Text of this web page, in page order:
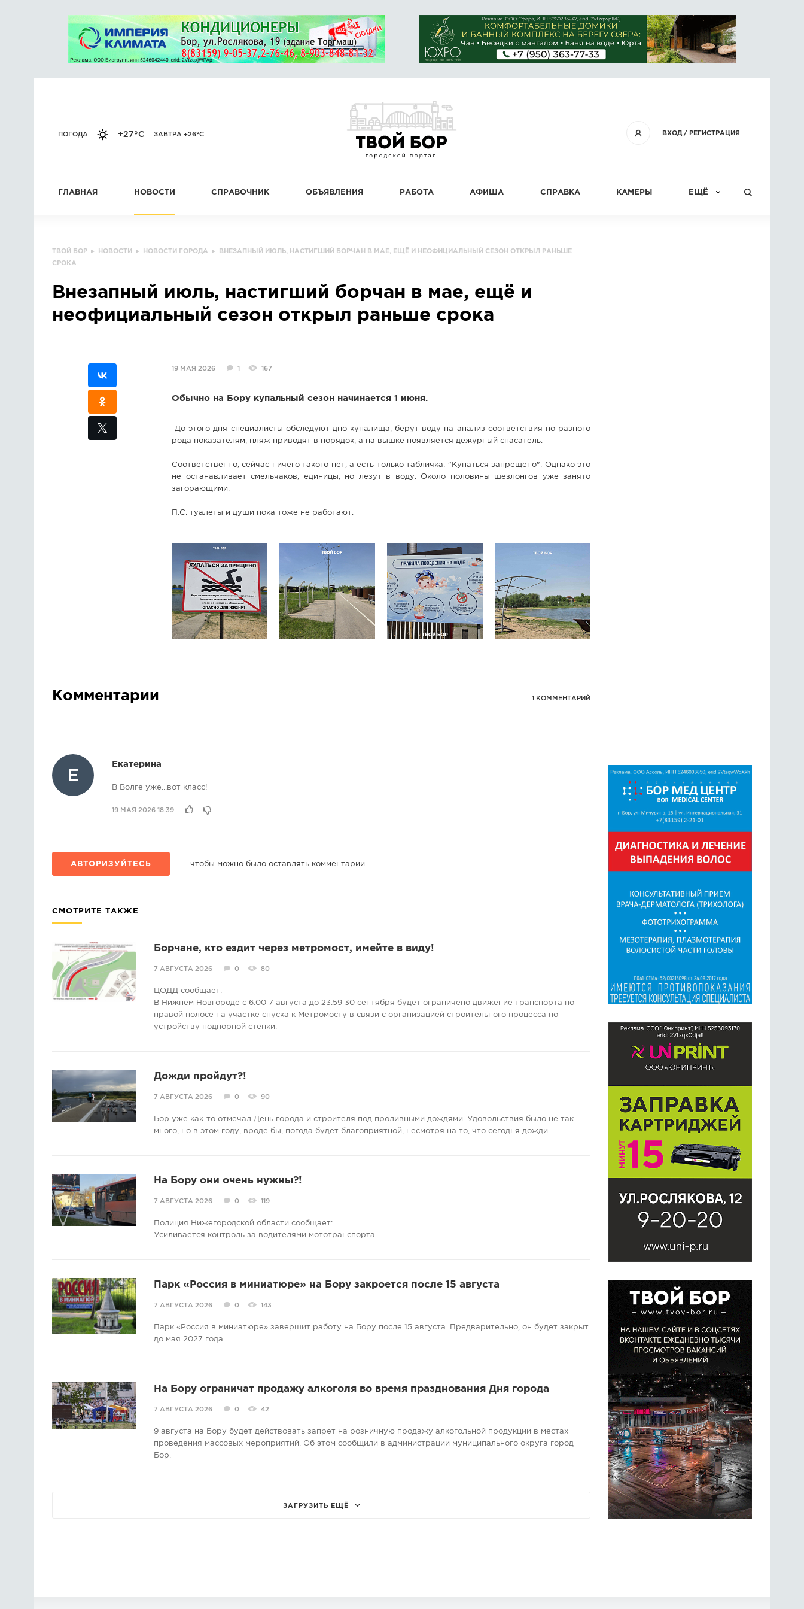
ВХОД/ РЕГИСТРАЦИЯ
ПОГОДА +27°C ЗАВТРА +26°C
ГЛАВНАЯ НОВОСТИ СПРАВОЧНИК ОБЪЯВЛЕНИЯ РАБОТА АФИША СПРАВКА КАМЕРЫ ЕЩЁ
ТВОЙ БОР ▸ НОВОСТИ ▸ НОВОСТИ ГОРОДА ▸
ВНЕЗАПНЫЙ ИЮЛЬ, НАСТИГШИЙ БОРЧАН В МАЕ, ЕЩЁ И НЕОФИЦИАЛЬНЫЙ СЕЗОН ОТКРЫЛ РАНЬШЕ
СРОКА
Внезапный июль, настигший борчан в мае, ещё и
неофициальный сезон открыл раньше срока
19 МАЯ 2026 1 167
Обычно на Бору купальный сезон начинается 1 июня.
До этого дня специалисты обследуют дно купалища, берут воду на анализ соответствия по разного
рода показателям, пляж приводят в порядок, а на вышке появляется дежурный спасатель.
Соответственно, сейчас ничего такого нет, а есть только табличка: "Купаться запрещено". Однако это
не останавливает смельчаков, единицы, но лезут в воду. Около половины шезлонгов уже занято
загорающими.
П.С. туалеты и души пока тоже не работают.
Комментарии 1 КОММЕНТАРИЙ
Е
Екатерина
В Волге уже...вот класс!
19 МАЯ 2026 18:39
АВТОРИЗУЙТЕСЬ чтобы можно было оставлять комментарии
СМОТРИТЕ ТАКЖЕ
Борчане, кто ездит через метромост, имейте в виду!
7 АВГУСТА 2026 0 80
ЦОДД сообщает:
В Нижнем Новгороде с 6:00 7 августа до 23:59 30 сентября будет ограничено движение транспорта по
правой полосе на участке спуска к Метромосту в связи с организацией строительного процесса по
устройству подпорной стенки.
Дожди пройдут?!
7 АВГУСТА 2026 0 90
Бор уже как-то отмечал День города и строителя под проливными дождями. Удовольствия было не так
много, но в этом году, вроде бы, погода будет благоприятной, несмотря на то, что сегодня дожди.
На Бору они очень нужны?!
7 АВГУСТА 2026 0 119
Полиция Нижегородской области сообщает:
Усиливается контроль за водителями мототранспорта
Парк «Россия в миниатюре» на Бору закроется после 15 августа
7 АВГУСТА 2026 0 143
Парк «Россия в миниатюре» завершит работу на Бору после 15 августа. Предварительно, он будет закрыт
до мая 2027 года.
На Бору ограничат продажу алкоголя во время празднования Дня города
7 АВГУСТА 2026 0 42
9 августа на Бору будет действовать запрет на розничную продажу алкогольной продукции в местах
проведения массовых мероприятий. Об этом сообщили в администрации муниципального округа город
Бор.
ЗАГРУЗИТЬ ЕЩЁ